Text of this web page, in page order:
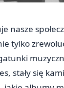
nasze
tylko
stały się